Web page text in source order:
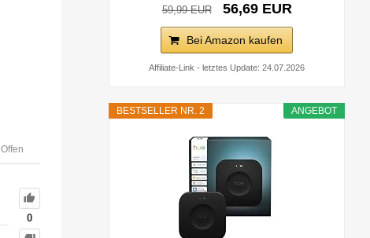
Offen
0
59,99 EUR 56,69 EUR
Bei Amazon kaufen
Affiliate-Link - letztes Update: 24.07.2026
ANGEBOT
BESTSELLER NR. 2